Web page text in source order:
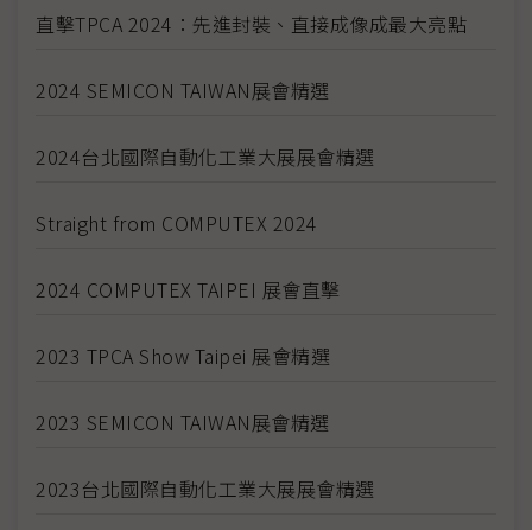
直擊TPCA 2024：先進封裝、直接成像成最大亮點
2024 SEMICON TAIWAN展會精選
2024台北國際自動化工業大展展會精選
Straight from COMPUTEX 2024
2024 COMPUTEX TAIPEI 展會直擊
2023 TPCA Show Taipei 展會精選
2023 SEMICON TAIWAN展會精選
2023台北國際自動化工業大展展會精選